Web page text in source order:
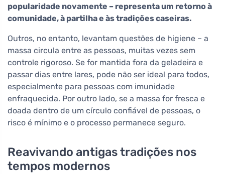
popularidade novamente – representa um retorno à
comunidade, à partilha e às tradições caseiras.
Outros, no entanto, levantam questões de higiene – a
massa circula entre as pessoas, muitas vezes sem
controle rigoroso. Se for mantida fora da geladeira e
passar dias entre lares, pode não ser ideal para todos,
especialmente para pessoas com imunidade
enfraquecida. Por outro lado, se a massa for fresca e
doada dentro de um círculo confiável de pessoas, o
risco é mínimo e o processo permanece seguro.
Reavivando antigas tradições nos
tempos modernos